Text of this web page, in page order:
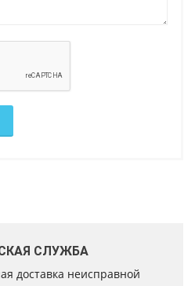
СЛУЖБА
доставка неисправной